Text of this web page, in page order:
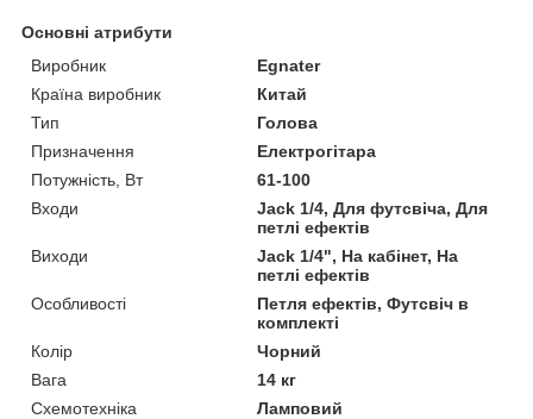
Основні атрибути
Виробник
Egnater
Країна виробник
Китай
Тип
Голова
Призначення
Електрогітара
Потужність, Вт
61-100
Входи
Jack 1/4, Для футсвіча, Для
петлі ефектів
Виходи
Jack 1/4", На кабінет, На
петлі ефектів
Особливості
Петля ефектів, Футсвіч в
комплекті
Колір
Чорний
Вага
14 кг
Схемотехніка
Ламповий